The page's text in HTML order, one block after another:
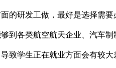
的研发工做，最好是选择需
到各类航空航天企业、汽车
致学生正在就业方面会有较大